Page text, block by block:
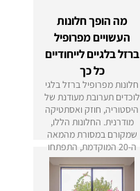
מה הופך חלונות
העשויים מפרופיל
ברזל בלגיים לייחודיים
כל כך
חלונות מפרופיל ברזל בלגי
לוכדים תערובת מעודנת של
היסטוריה, חוזק ואסתטיקה
מודרנית. החלונות הללו,
שמקורם במסורת מהמאה
ה-20 המוקדמת, התפתחו
משורשיהם התעשייתיים
לסמלים של יופי אדריכלי
ועמידות.